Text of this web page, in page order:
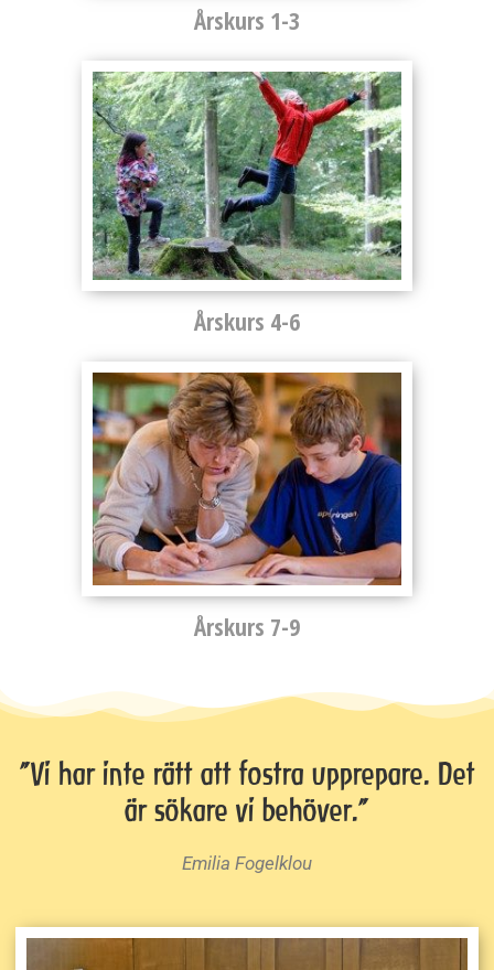
Årskurs 1-3
Årskurs 4-6
Årskurs 7-9
”Vi har inte rätt att fostra upprepare. Det
är sökare vi behöver.”
Emilia Fogelklou